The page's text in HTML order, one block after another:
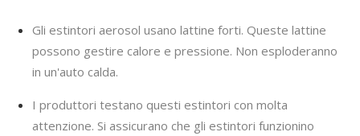
Gli estintori aerosol usano lattine forti. Queste lattine
possono gestire calore e pressione. Non esploderanno
in un'auto calda.
I produttori testano questi estintori con molta
attenzione. Si assicurano che gli estintori funzionino